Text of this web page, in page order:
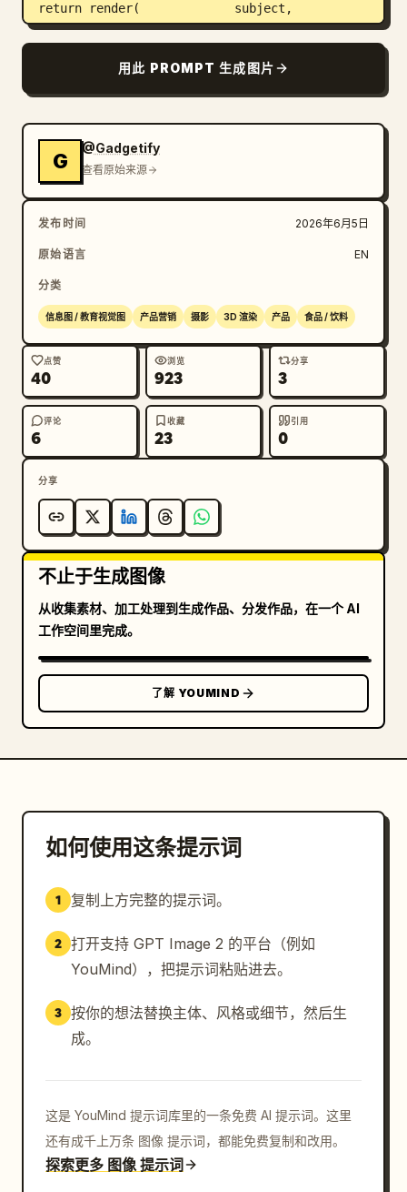
return render(             subject,
format="奢华甜点菜单特色",             title="
PÂTISSIER / MAISON]",
constraints="明亮、诱人、高精度、现代甜点艺术"
用此 PROMPT 生成图片
G
@Gadgetify
查看原始来源
发布时间 2026年6月5日
原始语言 EN
分类
信息图 / 教育视觉图 产品营销 摄影 3D 渲染 产品 食品 / 饮料
点赞
40
浏览
923
分享
3
评论
6
收藏
23
引用
0
分享
不止于生成图像
从收集素材、加工处理到生成作品、分发作品，在一个 AI
工作空间里完成。
了解 YOUMIND
如何使用这条提示词
1 复制上方完整的提示词。
2 打开支持 GPT Image 2 的平台（例如
YouMind），把提示词粘贴进去。
3 按你的想法替换主体、风格或细节，然后生
成。
这是 YouMind 提示词库里的一条免费 AI 提示词。这里
还有成千上万条 图像 提示词，都能免费复制和改用。
探索更多 图像 提示词